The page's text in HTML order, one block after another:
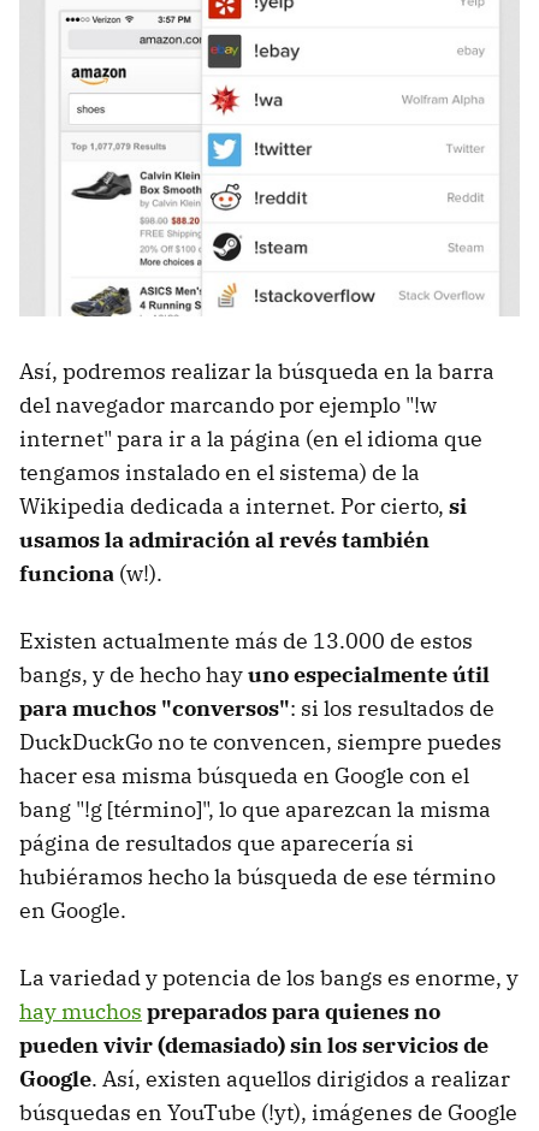
Así, podremos realizar la búsqueda en la barra
del navegador marcando por ejemplo "!w
internet" para ir a la página (en el idioma que
tengamos instalado en el sistema) de la
Wikipedia dedicada a internet. Por cierto, si
usamos la admiración al revés también
funciona (w!).
Existen actualmente más de 13.000 de estos
bangs, y de hecho hayuno especialmente útil
para muchos "conversos": si los resultados de
DuckDuckGo no te convencen, siempre puedes
hacer esa misma búsqueda en Google con el
bang "!g [término]", lo que aparezcan la misma
página de resultados que aparecería si
hubiéramos hecho la búsqueda de ese término
en Google.
La variedad y potencia de los bangs es enorme, y
hay muchos preparados para quienes no
pueden vivir (demasiado) sin los servicios de
Google. Así, existen aquellos dirigidos a realizar
búsquedas en YouTube (!yt), imágenes de Google